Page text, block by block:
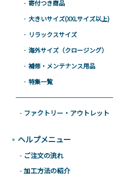
寄付つき商品
大きいサイズ(XXLサイズ以上)
リラックスサイズ
海外サイズ（クロージング）
補修・メンテナンス用品
特集一覧
ファクトリー・アウトレット
ヘルプメニュー
ご注文の流れ
加工方法の紹介